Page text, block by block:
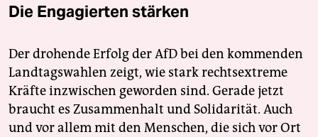
Die Engagierten stärken
Der drohende Erfolg der AfD bei den kommenden
Landtagswahlen zeigt, wie stark rechtsextreme
Kräfte inzwischen geworden sind. Gerade jetzt
braucht es Zusammenhalt und Solidarität. Auch
und vor allem mit den Menschen, die sich vor Ort